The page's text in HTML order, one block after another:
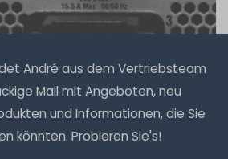
André aus dem Vertriebsteam
Mail mit Angeboten, neu
und Informationen, die Sie
könnten. Probieren Sie's!